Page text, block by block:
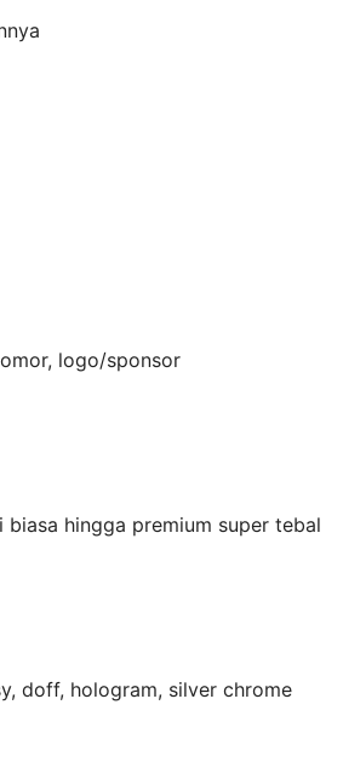
logo/sponsor
biasa hingga premium super tebal
doff, hologram, silver chrome